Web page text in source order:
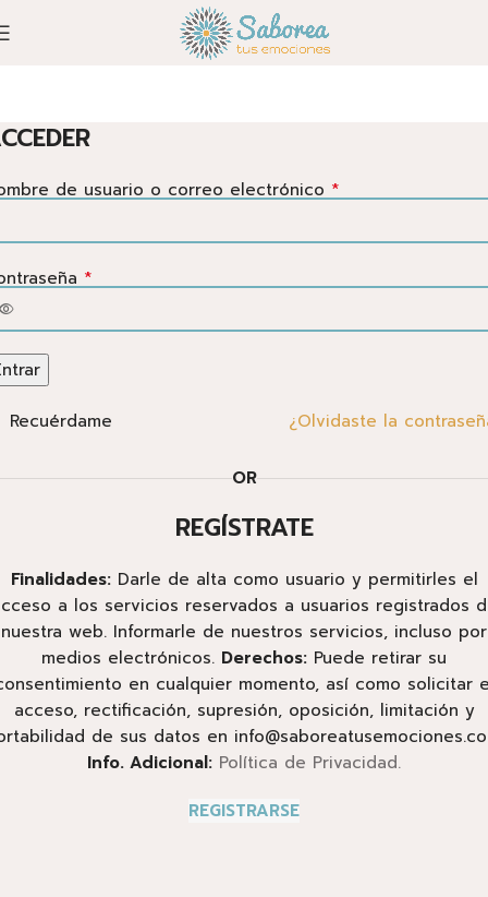
de usuario o correo electrónico *
*
¿Olvidaste la
Recuérdame
OR
REGÍSTRATE
Finalidades:Darle de alta como usuario y permitirles el
a los servicios reservados a usuarios registrados
nuestra web. Informarle de nuestros servicios, incluso por
medios electrónicos. Derechos: Puede retirar su
en cualquier momento, así como solicitar
acceso, rectificación, supresión, oposición, limitación y
de sus datos en
Info. Adicional: Política de Privacidad.
REGISTRARSE